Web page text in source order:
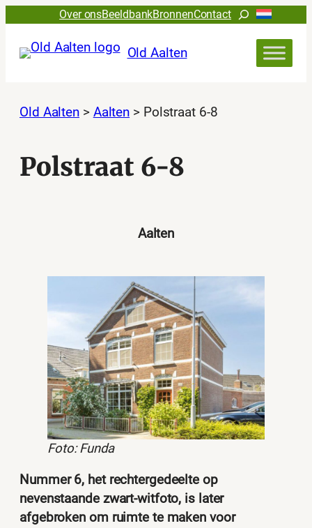
Over onsBeeldbankBronnenContactZoeken
Old Aalten
Old Aalten > Aalten > Polstraat 6-8
Polstraat 6-8
Aalten
Foto: Funda
Nummer 6, het rechtergedeelte op
nevenstaande zwart-witfoto, is later
afgebroken om ruimte te maken voor